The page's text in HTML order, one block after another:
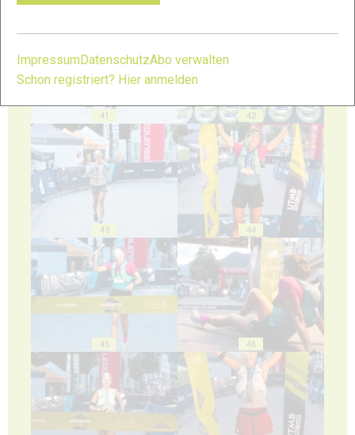
41 42
43 44
45 46
ImpressumDatenschutzAbo verwalten
Schon registriert? Hier anmelden